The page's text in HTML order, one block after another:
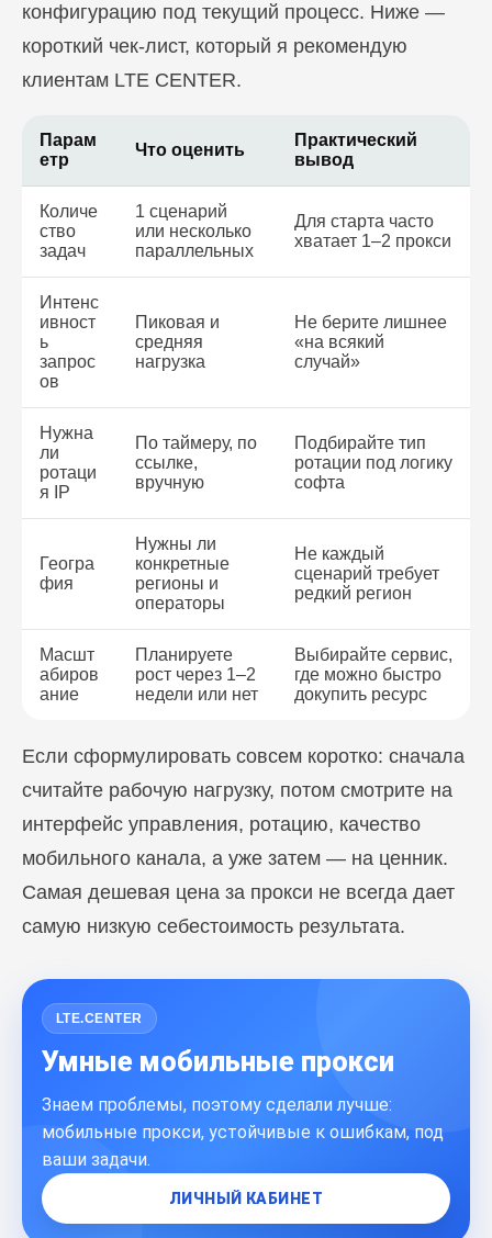
конфигурацию под текущий процесс. Ниже —
короткий чек-лист, который я рекомендую
клиентам LTE CENTER.
Парам
етр
Что оценить
Практический
вывод
Количе
ство
задач
1 сценарий
или несколько
параллельных
Для старта часто
хватает 1–2 прокси
Интенс
ивност
ь
запрос
ов
Пиковая и
средняя
нагрузка
Не берите лишнее
«на всякий
случай»
Нужна
ли
ротаци
я IP
По таймеру, по
ссылке,
вручную
Подбирайте тип
ротации под логику
софта
Геогра
фия
Нужны ли
конкретные
регионы и
операторы
Не каждый
сценарий требует
редкий регион
Масшт
абиров
ание
Планируете
рост через 1–2
недели или нет
Выбирайте сервис,
где можно быстро
докупить ресурс
Если сформулировать совсем коротко: сначала
считайте рабочую нагрузку, потом смотрите на
интерфейс управления, ротацию, качество
мобильного канала, а уже затем — на ценник.
Самая дешевая цена за прокси не всегда дает
самую низкую себестоимость результата.
LTE.CENTER
Умные мобильные прокси
Знаем проблемы, поэтому сделали лучше:
мобильные прокси, устойчивые к ошибкам, под
ваши задачи.
ЛИЧНЫЙ КАБИНЕТ